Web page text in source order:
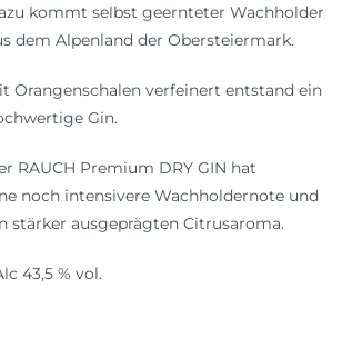
kommt selbst geernteter Wachholder
dem Alpenland der Obersteiermark.
Orangenschalen verfeinert entstand ein
Gin.
RAUCH Premium DRY GIN hat
noch intensivere Wachholdernote und
stärker ausgeprägten Citrusaroma.
43,5 % vol.